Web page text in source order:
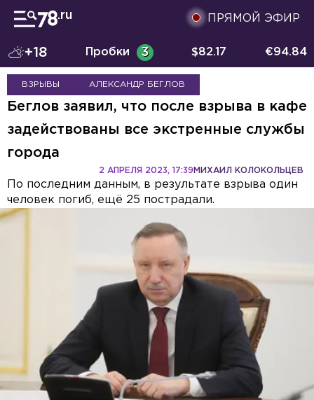
ПРЯМОЙ ЭФИР
+18 Пробки 3 $82.17 €94.84
ВЗРЫВЫ АЛЕКСАНДР БЕГЛОВ
Беглов заявил, что после взрыва в кафе
задействованы все экстренные службы
города
МИХАИЛ КОЛОКОЛЬЦЕВ
2 АПРЕЛЯ 2023, 17:39
По последним данным, в результате взрыва один
человек погиб, ещё 25 пострадали.